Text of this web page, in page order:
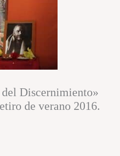
Discernimiento»
de verano 2016.